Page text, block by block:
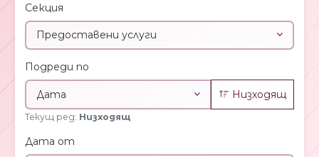
Секция
Подреди по
Низходящ
Текущ ред: Низходящ
Дата от